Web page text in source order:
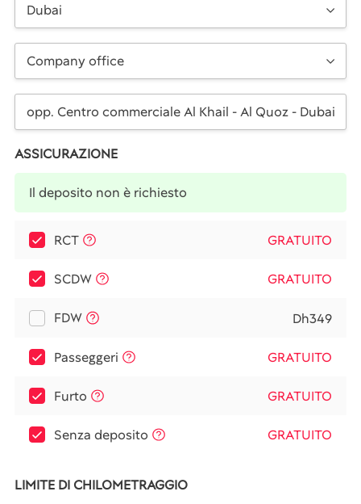
Dubai
Company office
ASSICURAZIONE
Il deposito non è richiesto
RCT GRATUITO
SCDW GRATUITO
FDW Dh349
Passeggeri GRATUITO
Furto GRATUITO
Senza deposito GRATUITO
LIMITE DI CHILOMETRAGGIO